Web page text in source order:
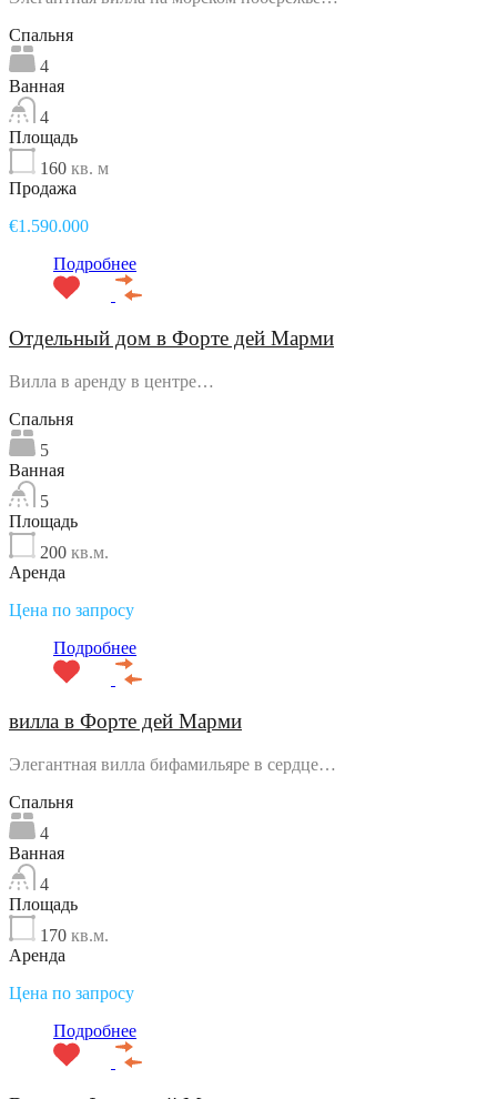
Спальня
4
Ванная
4
Площадь
160 кв. м
Продажа
€1.590.000
Подробнее
Отдельный дом в Форте дей Марми
Вилла в аренду в центре…
Спальня
5
Ванная
5
Площадь
200 кв.м.
Аренда
Цена по запросу
Подробнее
вилла в Форте дей Марми
Элегантная вилла бифамильяре в сердце…
Спальня
4
Ванная
4
Площадь
170 кв.м.
Аренда
Цена по запросу
Подробнее